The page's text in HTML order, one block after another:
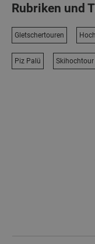
Rubriken und
Gletschertouren
Piz Palü Skihochtour